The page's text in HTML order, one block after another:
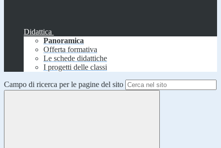
Didattica
Panoramica
Offerta formativa
Le schede didattiche
I progetti delle classi
Campo di ricerca per le pagine del sito